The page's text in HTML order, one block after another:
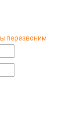
перезвоним